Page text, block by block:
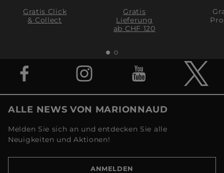
Gratis Click
& Collect
Gratis
Lieferung
ab CHF 120
ALLE NEWS VON MARIONNAUD
Melden Sie sich an und entdecken Sie alle
Neuigkeiten und Aktionen!
ANMELDEN